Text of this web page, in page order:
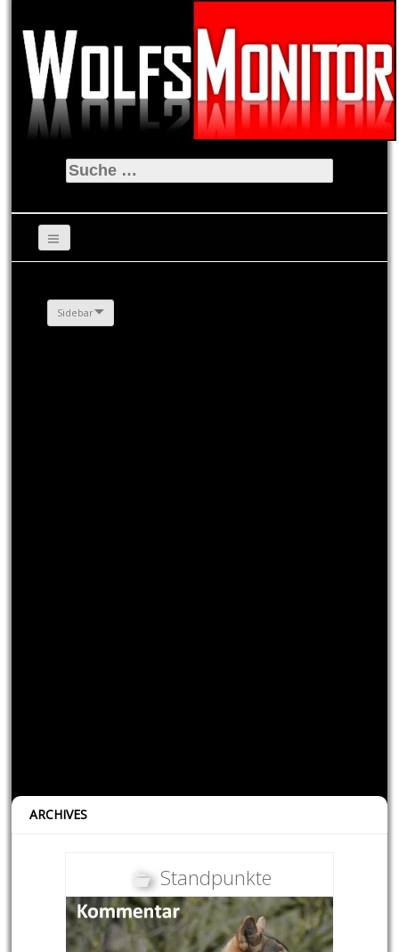
Suche
nach:
Sidebar
ARCHIVES
Standpunkte